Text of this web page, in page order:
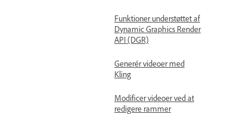
Funktioner understøttet af
Dynamic Graphics Render
API (DGR)
Generér videoer med
Kling
Modificer videoer ved at
redigere rammer